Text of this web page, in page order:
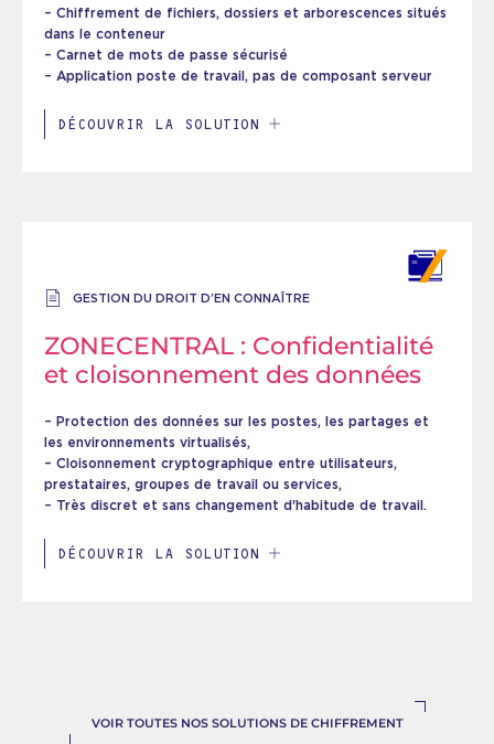
– Chiffrement de fichiers, dossiers et arborescences situés
dans le conteneur
– Carnet de mots de passe sécurisé
– Application poste de travail, pas de composant serveur
DÉCOUVRIR LA SOLUTION
GESTION DU DROIT D’EN CONNAÎTRE
ZONECENTRAL : Confidentialité
et cloisonnement des données
– Protection des données sur les postes, les partages et
les environnements virtualisés,
– Cloisonnement cryptographique entre utilisateurs,
prestataires, groupes de travail ou services,
– Très discret et sans changement d'habitude de travail.
DÉCOUVRIR LA SOLUTION
VOIR TOUTES NOS SOLUTIONS DE CHIFFREMENT